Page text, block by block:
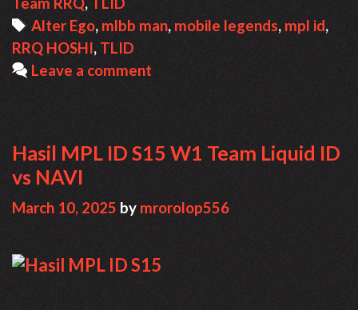
Tags
Alter Ego, mlbb man, mobile legends, mpl id,
RRQ HOSHI, TLID
Leave a comment
Hasil MPL ID S15 W1 Team Liquid ID
vs NAVI
March 10, 2025 by mrorolop556